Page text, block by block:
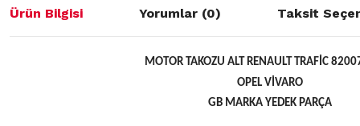
Ürün Bilgisi Yorumlar (0) Taksit
MOTOR TAKOZU ALT RENAULT TRAFİC
OPEL VİVARO
GB MARKA YEDEK PARÇA